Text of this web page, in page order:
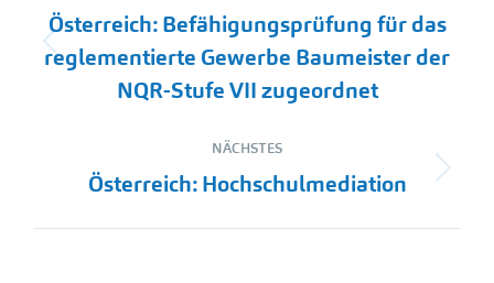
Vorheriger
Beitrag:
Österreich: Befähigungsprüfung für das
reglementierte Gewerbe Baumeister der
NQR-Stufe VII zugeordnet
NÄCHSTES
Nächster
Österreich: Hochschulmediation